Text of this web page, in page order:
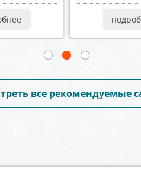
все рекомендуемые